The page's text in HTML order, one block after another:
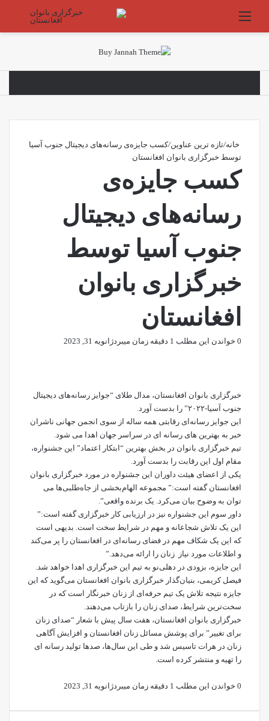
منو
خانه/تازه ترین عناوین/کسب جایزه‌ی رسانه‌های دیجیتال جنوب آسیا
توسط خبرگزاری بانوان افغانستان
کسب جایزه‌ی
رسانه‌های دیجیتال
جنوب آسیا توسط
خبرگزاری بانوان
افغانستان
ژانویه 31, 2023 0 خواندن این مطلب 1 دقیقه زمان میبرد
خبرگزاری بانوان افغانستان، مدال طلای “جوایز رسانه‌های دیجیتال
جنوب آسیا-۲۰۲۲” را بدست آورد.
این جوایز رسانه‌ای رقابتی همه ساله از سوی انجمن جهانی ناشران
خبر به بهترین های رسانه ای در سراسر جهان اهدا می شود.
تیم خبرگزاری بانوان در بخش بهترین “ابتکار اعتماد” این جشنواره،
مقام اول این رقابت را بدست آورد.
یکی از اعضای هیئت داوران این جشنواره در مورد خبرگزاری بانوان
افغانستان گفته است:” مجموعه الهام‌بخشی از جاه‌طلبی‌ها می
توان به وضوح بیان می‌کرد. یک برنده واقعی”.
داور سوم این جشنواره نیز در ارزیابی کار خبرگزاری گفته است:”
این یک تلاش شجاعانه و مهم در شرایط سخت است. بدیهی است
که این یک شکاف مهم در فضای رسانه‌ای در افغانستان را پر می‌کند
و اطلاعات مورد نیاز زنان را ارائه می‌دهد.”
این جایزه، بزودی در دهلی‌نو به تیم این خبرگزاری اهدا خواهد شد.
فیصل کریمی، بنیان‌گذار خبرگزاری بانوان افغانستان می‌گوید که این
جایزه نتیجه تلاش یک تیم حرفه‌ای از زنان خبرنگار است که در
سخت‌ترین شرایط، صدای زنان را بازتاب می‌دهند.
خبرگزاری بانوان افغانستان، هفت سال پیش با شعار “صدای زنان
برای تغییر” برای پوشش مسائل زنان افغانستان و افزایش آگاهی
زنان در هرات تاسیس شد و طی این سال‌ها، صدها تولید رسانه ای
را تهیه و منتشر کرده است.
ژانویه 31, 2023 0 خواندن این مطلب 1 دقیقه زمان میبرد